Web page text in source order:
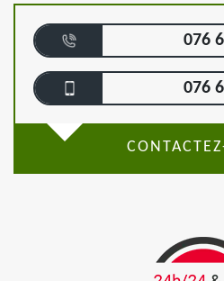
076
076